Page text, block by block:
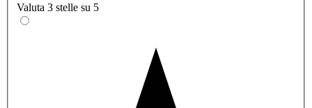
Valuta 3 stelle su 5